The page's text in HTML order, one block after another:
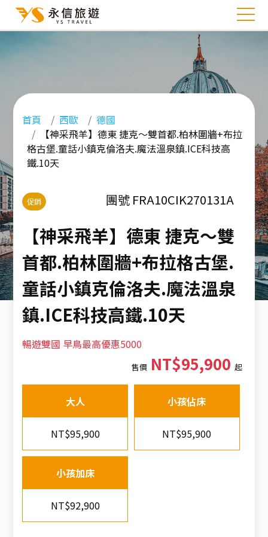
首頁 西歐
德國
【神采飛羊】德東 捷克～雙首都.柏林圍牆+布拉
格古堡.童話小鎮克倫洛夫.魔法溫泉鎮.ICE科技高
鐵.10天
促銷 團號 FRA10CIK270131A
【神采飛羊】德東 捷克～雙
首都.柏林圍牆+布拉格古堡.
童話小鎮克倫洛夫.魔法溫泉
鎮.ICE科技高鐵.10天
暢遊雙國 早鳥最高優惠5000
售價NT$95,900 起
大人
NT$95,900
小孩佔床
NT$95,900
小孩加床
NT$92,900